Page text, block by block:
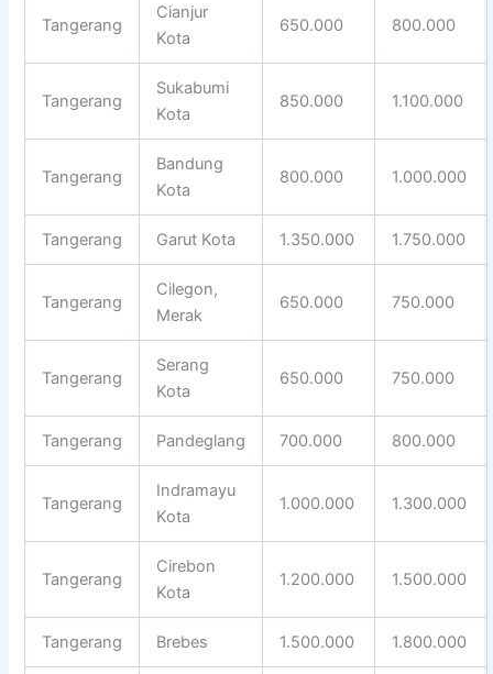
Tangerang
Cianjur
Kota
650.000 800.000
Tangerang
Sukabumi
Kota
850.000 1.100.000
Tangerang
Bandung
Kota
800.000 1.000.000
Tangerang Garut Kota 1.350.000 1.750.000
Tangerang
Cilegon,
Merak
650.000 750.000
Tangerang
Serang
Kota
650.000 750.000
Tangerang Pandeglang 700.000 800.000
Tangerang
Indramayu
Kota
1.000.000 1.300.000
Tangerang
Cirebon
Kota
1.200.000 1.500.000
Tangerang Brebes 1.500.000 1.800.000